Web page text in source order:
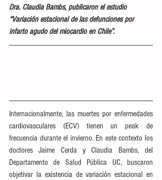
Dra. Claudia Bambs, publicaron el estudio
“Variación estacional de las defunciones por
infarto agudo del miocardio en Chile”.
Internacionalmente, las muertes por enfermedades
cardiovasculares (ECV) tienen un peak de
frecuencia durante el invierno. En este contexto los
doctores Jaime Cerda y Claudia Bambs, del
Departamento de Salud Pública UC, buscaron
objetivar la existencia de variación estacional en